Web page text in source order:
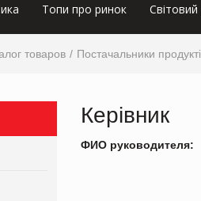
Топи про ринок Світовий
товаров Постачальники
Керівник
ФИО руководителя: